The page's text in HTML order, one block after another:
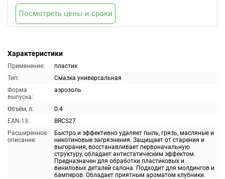
Характеристики
Применение:
пластик
Тип:
Смазка универсальная
Форма
выпуска:
аэрозоль
Объём, л:
0.4
EAN-13:
BRCS27
Расширенное
описание:
Быстро и эффективно удаляет пыль, грязь, масляные и
никотиновые загрязнения. Защищает от старения и
выгорания, восстанавливает первоначальную
структуру, обладает антистатическим эффектом.
Предназначен для обработки пластиковых и
виниловых деталей салона. Подходит для молдингов и
бамперов. Обладает приятным ароматом клубники.
Посмотреть цены и сроки